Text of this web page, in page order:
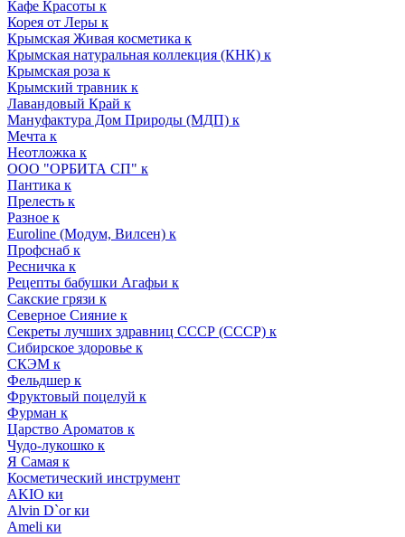
Кафе Красоты к
Корея от Леры к
Крымская Живая косметика к
Крымская натуральная коллекция (КНК) к
Крымская роза к
Крымский травник к
Лавандовый Край к
Мануфактура Дом Природы (МДП) к
Мечта к
Неотложка к
ООО "ОРБИТА СП" к
Пантика к
Прелесть к
Разное к
Euroline (Модум, Вилсен) к
Профснаб к
Ресничка к
Рецепты бабушки Агафьи к
Сакские грязи к
Северное Сияние к
Секреты лучших здравниц СССР (СССР) к
Сибирское здоровье к
СКЭМ к
Фельдшер к
Фруктовый поцелуй к
Фурман к
Царство Ароматов к
Чудо-лукошко к
Я Самая к
Косметический инструмент
AKIO ки
Alvin D`or ки
Ameli ки